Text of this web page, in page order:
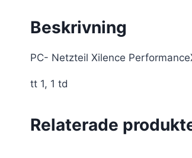
Beskrivning
PC- Netzteil Xilence
tt 1, 1 td
Relaterade